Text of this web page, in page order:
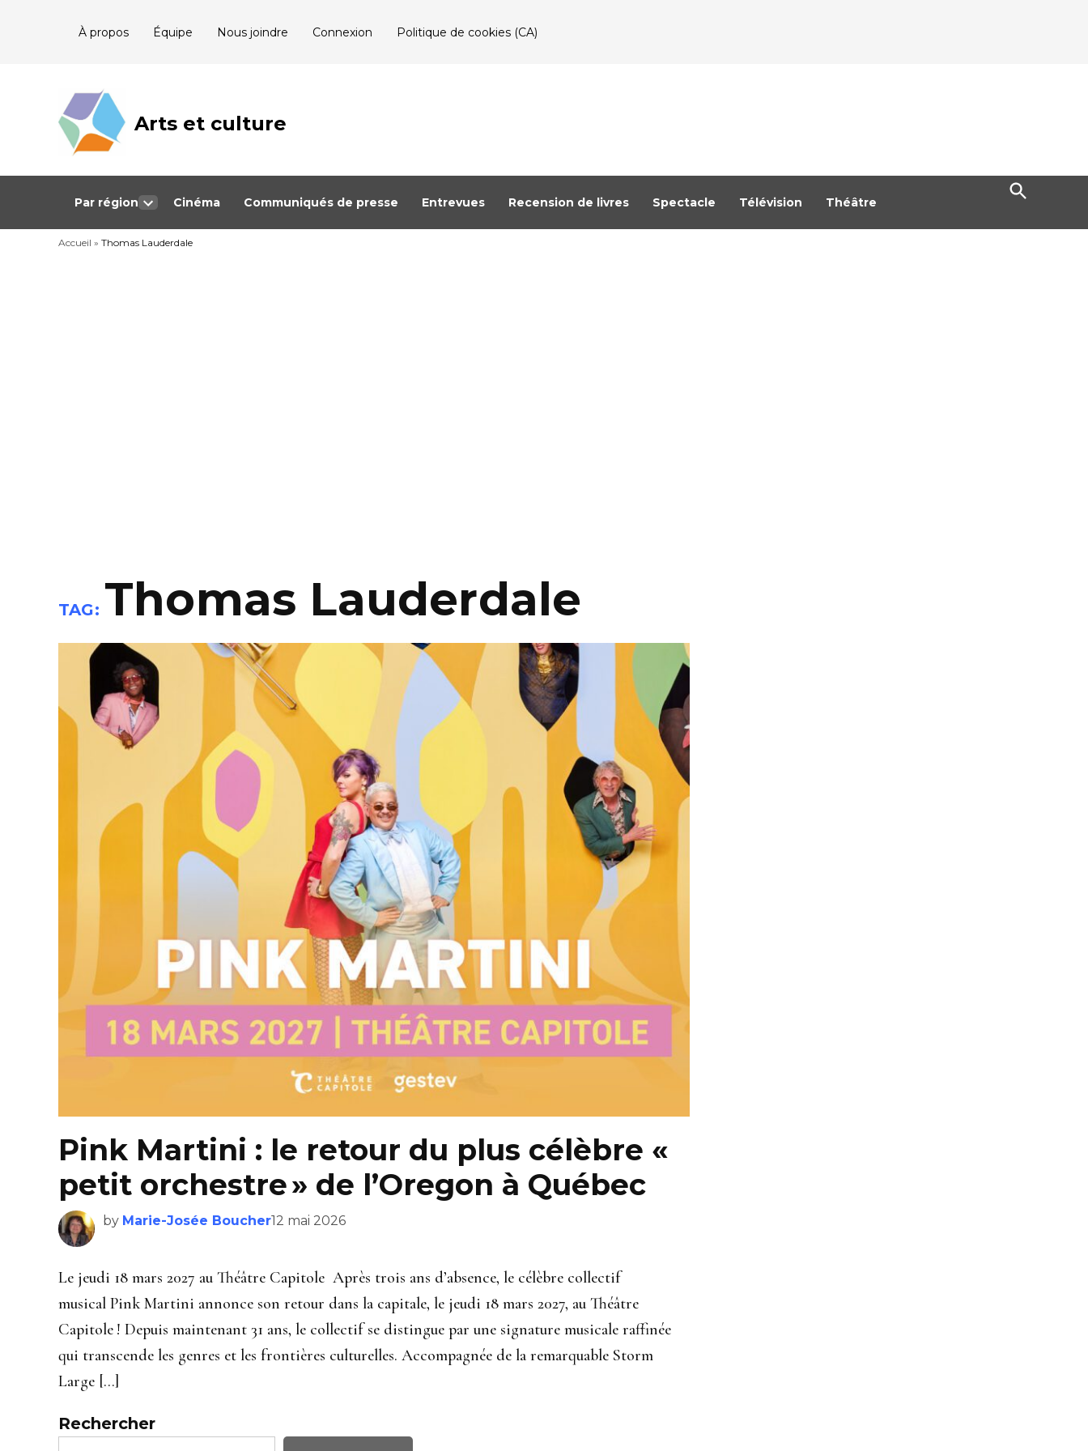
À propos Équipe Nous joindre Connexion Politique de cookies (CA)
Arts et culture
Journalisme
Québec
Par région
dropdown
menu
Cinéma Communiqués de presse Entrevues Recension de livres Spectacle Télévision Théâtre
Open
Search
Accueil » Thomas Lauderdale
TAG: Thomas Lauderdale
Pink Martini : le retour du plus célèbre «
petit orchestre » de l’Oregon à Québec
by Marie-Josée Boucher12 mai 2026
Le jeudi 18 mars 2027 au Théâtre Capitole Après trois ans d’absence, le célèbre collectif
musical Pink Martini annonce son retour dans la capitale, le jeudi 18 mars 2027, au Théâtre
Capitole ! Depuis maintenant 31 ans, le collectif se distingue par une signature musicale raffinée
qui transcende les genres et les frontières culturelles. Accompagnée de la remarquable Storm
Large […]
Rechercher